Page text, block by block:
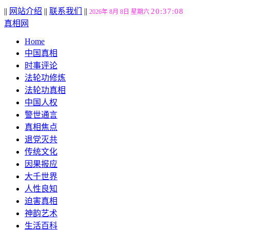
|| 网站介绍 || 联系我们 || 2026年 8月 8日 星期六 20:37:09
真相网
Home
中国真相
时事评论
法轮功修炼
法轮功真相
中国人权
警世通言
真相焦点
退党灭共
传统文化
因果报应
大千世界
人性良知
迫害真相
神韵艺术
生活百科